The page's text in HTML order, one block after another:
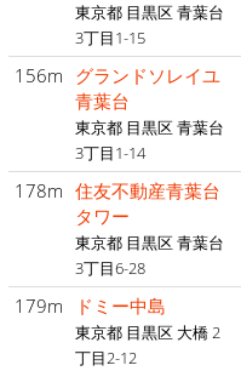
東京都 目黒区 青葉台
3丁目1-15
156m グランドソレイユ
青葉台
東京都 目黒区 青葉台
3丁目1-14
178m 住友不動産青葉台
タワー
東京都 目黒区 青葉台
3丁目6-28
179m ドミー中島
東京都 目黒区 大橋 2
丁目2-12